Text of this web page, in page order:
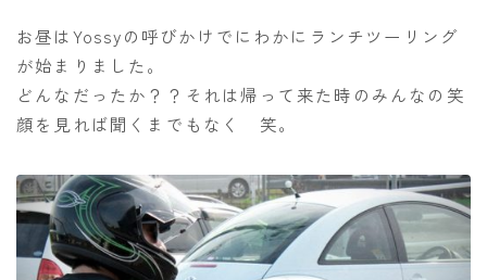
お昼はYossyの呼びかけでにわかにランチツーリング
が始まりました。
どんなだったか？？それは帰って来た時のみんなの笑
顔を見れば聞くまでもなく 笑。